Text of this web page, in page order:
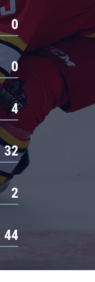
0
0
4
32
2
44